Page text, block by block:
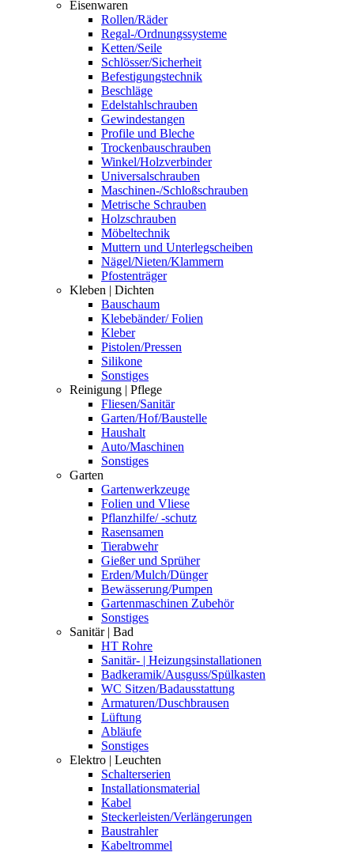
Eisenwaren
Rollen/Räder
Regal-/Ordnungssysteme
Ketten/Seile
Schlösser/Sicherheit
Befestigungstechnik
Beschläge
Edelstahlschrauben
Gewindestangen
Profile und Bleche
Trockenbauschrauben
Winkel/Holzverbinder
Universalschrauben
Maschinen-/Schloßschrauben
Metrische Schrauben
Holzschrauben
Möbeltechnik
Muttern und Unterlegscheiben
Nägel/Nieten/Klammern
Pfostenträger
Kleben | Dichten
Bauschaum
Klebebänder/ Folien
Kleber
Pistolen/Pressen
Silikone
Sonstiges
Reinigung | Pflege
Fliesen/Sanitär
Garten/Hof/Baustelle
Haushalt
Auto/Maschinen
Sonstiges
Garten
Gartenwerkzeuge
Folien und Vliese
Pflanzhilfe/ -schutz
Rasensamen
Tierabwehr
Gießer und Sprüher
Erden/Mulch/Dünger
Bewässerung/Pumpen
Gartenmaschinen Zubehör
Sonstiges
Sanitär | Bad
HT Rohre
Sanitär- | Heizungsinstallationen
Badkeramik/Ausguss/Spülkasten
WC Sitzen/Badausstattung
Armaturen/Duschbrausen
Lüftung
Abläufe
Sonstiges
Elektro | Leuchten
Schalterserien
Installationsmaterial
Kabel
Steckerleisten/Verlängerungen
Baustrahler
Kabeltrommel